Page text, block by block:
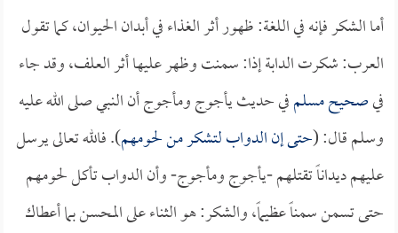
أما الشكر فإنه في اللغة: ظهور أثر الغذاء في أبدان الحيوان، كما تقول
العرب: شكرت الدابة إذا: سمنت وظهر عليها أثر العلف، وقد جاء
فيصحيح مسلمفي حديث يأجوج ومأجوج أن النبي صلى الله عليه
وسلم قال: (حتى إن الدواب لتشكر من لحومهم). فالله تعالى يرسل
عليهم ديداناً تقتلهم -يأجوج ومأجوج- وأن الدواب تأكل لحومهم
حتى تسمن سمناً عظيماً، والشكر: هو الثناء على المحسن بما أعطاك